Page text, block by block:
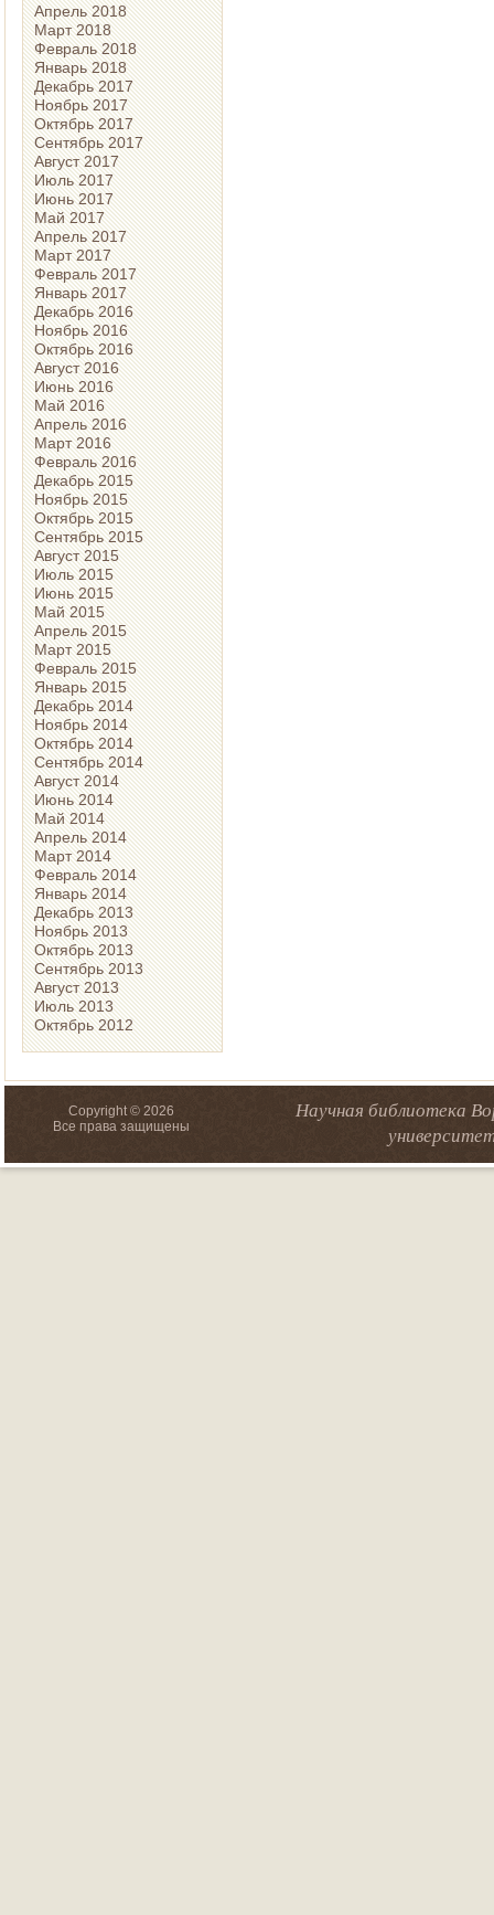
Апрель 2018
Март 2018
Февраль 2018
Январь 2018
Декабрь 2017
Ноябрь 2017
Октябрь 2017
Сентябрь 2017
Август 2017
Июль 2017
Июнь 2017
Май 2017
Апрель 2017
Март 2017
Февраль 2017
Январь 2017
Декабрь 2016
Ноябрь 2016
Октябрь 2016
Август 2016
Июнь 2016
Май 2016
Апрель 2016
Март 2016
Февраль 2016
Декабрь 2015
Ноябрь 2015
Октябрь 2015
Сентябрь 2015
Август 2015
Июль 2015
Июнь 2015
Май 2015
Апрель 2015
Март 2015
Февраль 2015
Январь 2015
Декабрь 2014
Ноябрь 2014
Октябрь 2014
Сентябрь 2014
Август 2014
Июнь 2014
Май 2014
Апрель 2014
Март 2014
Февраль 2014
Январь 2014
Декабрь 2013
Ноябрь 2013
Октябрь 2013
Сентябрь 2013
Август 2013
Июль 2013
Октябрь 2012
Copyright © 2026
Все права защищены
Научная библиотека